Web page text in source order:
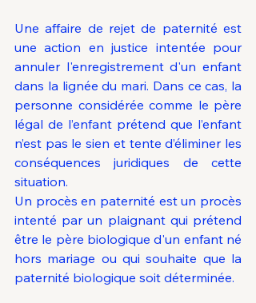
Une affaire de rejet de paternité est
une action en justice intentée pour
annuler l'enregistrement d'un enfant
dans la lignée du mari. Dans ce cas, la
personne considérée comme le père
légal de l’enfant prétend que l’enfant
n’est pas le sien et tente d’éliminer les
conséquences juridiques de cette
situation.
Un procès en paternité est un procès
intenté par un plaignant qui prétend
être le père biologique d'un enfant né
hors mariage ou qui souhaite que la
paternité biologique soit déterminée.